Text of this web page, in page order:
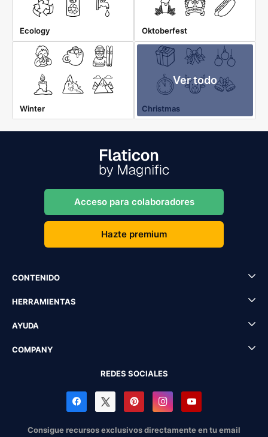
Ecology Oktoberfest
Winter
Ver todo
Christmas
Acceso para colaboradores
Hazte premium
CONTENIDO
HERRAMIENTAS
AYUDA
COMPANY
REDES SOCIALES
Consigue recursos exclusivos directamente en tu email